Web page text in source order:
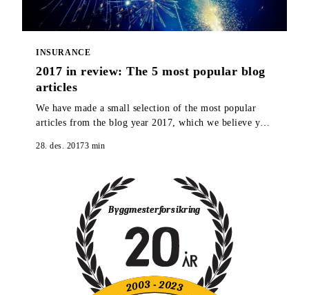
INSURANCE
2017 in review: The 5 most popular blog
articles
We have made a small selection of the most popular
articles from the blog year 2017, which we believe you
were published.
28. des. 20173 min